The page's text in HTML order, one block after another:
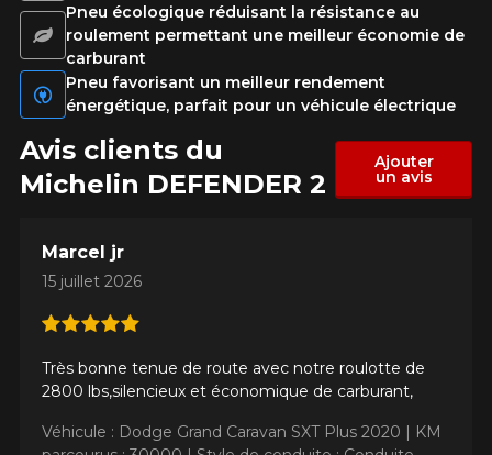
Pneu écologique réduisant la résistance au
roulement permettant une meilleur économie de
carburant
Pneu favorisant un meilleur rendement
énergétique, parfait pour un véhicule électrique
Avis clients du
Michelin DEFENDER 2
Ajouter
un avis
Marcel jr
15 juillet 2026
Très bonne tenue de route avec notre roulotte de
2800 lbs,silencieux et économique de carburant,
Véhicule : Dodge Grand Caravan SXT Plus 2020 | KM